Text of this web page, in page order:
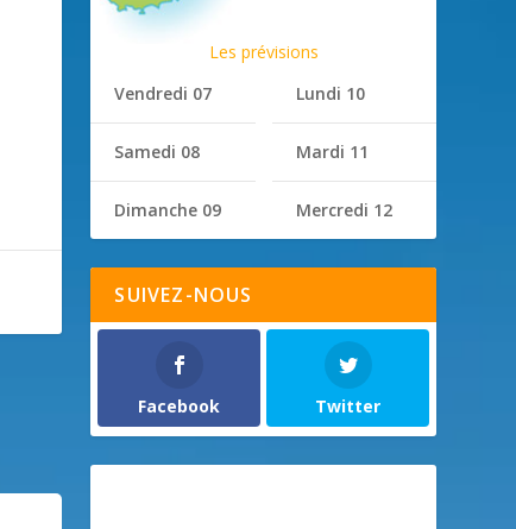
Les prévisions
Vendredi 07
Samedi 08
Dimanche 09
Lundi 10
Mardi 11
Mercredi 12
SUIVEZ-NOUS
Facebook Twitter